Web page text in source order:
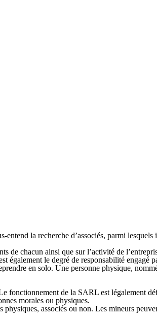
entend la recherche d’associés, parmi
de chacun ainsi que sur l’activité de
le degré de responsabilité engagé
en solo. Une personne physique,
fonctionnement de la SARL est légalement
morales ou physiques.
associés ou non. Les mineurs